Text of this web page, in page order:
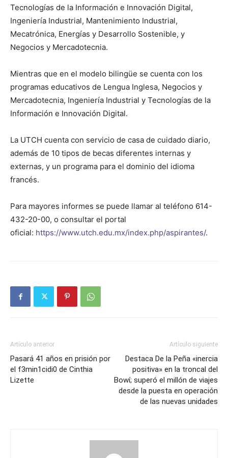
Tecnologías de la Información e Innovación Digital,
Ingeniería Industrial, Mantenimiento Industrial,
Mecatrónica, Energías y Desarrollo Sostenible, y
Negocios y Mercadotecnia.
Mientras que en el modelo bilingüe se cuenta con los
programas educativos de Lengua Inglesa, Negocios y
Mercadotecnia, Ingeniería Industrial y Tecnologías de la
Información e Innovación Digital.
La UTCH cuenta con servicio de casa de cuidado diario,
además de 10 tipos de becas diferentes internas y
externas, y un programa para el dominio del idioma
francés.
Para mayores informes se puede llamar al teléfono 614-
432-20-00, o consultar el portal
oficial: https://www.utch.edu.mx/index.php/aspirantes/.
Artículo anterior
Pasará 41 años en prisión por
el f3min1cidi0 de Cinthia
Lizette
Artículo siguiente
Destaca De la Peña «inercia
positiva» en la troncal del
Bowí; superó el millón de viajes
desde la puesta en operación
de las nuevas unidades